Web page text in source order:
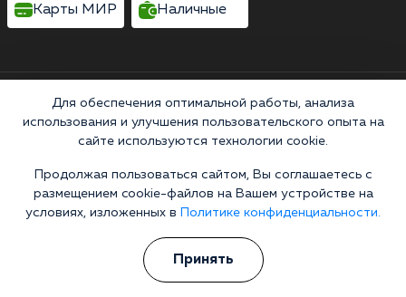
Выездные бригады работают круглосуточно
Россия, Ростовская область, Азов, Московская
улица, 58
Горячая линия 24/7
+7 (863) 308-15-47
Информационная служба
Перезвоните мне
Карты МИР Наличные
Для обеспечения оптимальной работы, анализа
использования и улучшения пользовательского опыта на
сайте используются технологии cookie.
Продолжая пользоваться сайтом, Вы соглашаетесь с
размещением cookie-файлов на Вашем устройстве на
условиях, изложенных в
Политике конфиденциальности.
Принять